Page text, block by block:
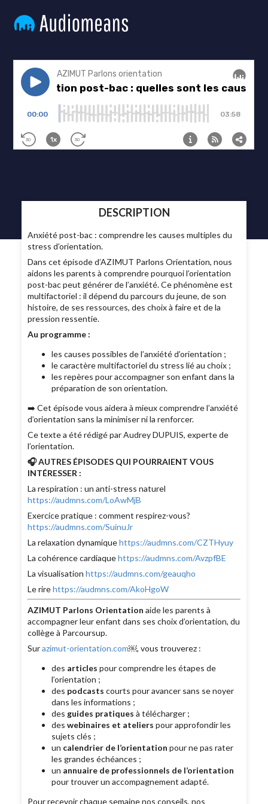
DESCRIPTION
Anxiété post-bac : comprendre les causes multiples du
stress d’orientation.
Dans cet épisode d’AZIMUT Parlons Orientation, nous
aidons les parents à comprendre pourquoi l’orientation
post-bac peut générer de l’anxiété. Ce phénomène est
multifactoriel : il dépend du parcours du jeune, de son
histoire, de ses ressources, des choix à faire et de la
pression ressentie.
Au programme :
les causes possibles de l’anxiété d’orientation ;
le caractère multifactoriel du stress lié au choix ;
les repères pour accompagner son enfant dans la
préparation de son orientation.
➡️ Cet épisode vous aidera à mieux comprendre l’anxiété
d’orientation sans la minimiser ni la renforcer.
Ce texte a été rédigé par Audrey DUPUIS, experte de
l’orientation.
🎧 AUTRES ÉPISODES QUI POURRAIENT VOUS
INTÉRESSER :
La respiration : un anti-stress naturel
https://audmns.com/LoAwMjB
Exercice pratique : comment respirez-vous?
https://audmns.com/SuinuJr
La relaxation dynamiquehttps://audmns.com/CZTHyuy
La cohérence cardiaquehttps://audmns.com/AvzpfBE
La visualisationhttps://audmns.com/geauqho
Le rirehttps://audmns.com/AkoHgoW
AZIMUT Parlons Orientation aide les parents à
accompagner leur enfant dans ses choix d’orientation, du
collège à Parcoursup.
Surazimut-orientation.com￼, vous trouverez :
des articles pour comprendre les étapes de
l’orientation ;
des podcasts courts pour avancer sans se noyer
dans les informations ;
des guides pratiques à télécharger ;
deswebinaires et ateliers pour approfondir les
sujets clés ;
un calendrier de l’orientation pour ne pas rater
les grandes échéances ;
un annuaire de professionnels de l’orientation
pour trouver un accompagnement adapté.
Pour recevoir chaque semaine nos conseils, nos